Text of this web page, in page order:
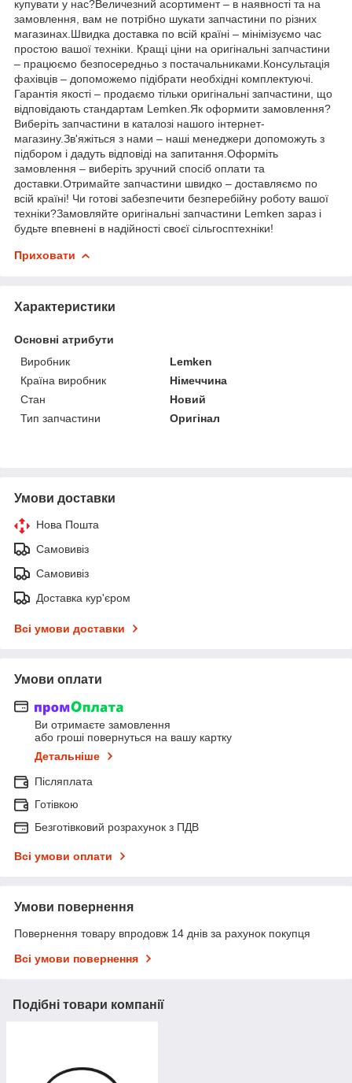
купувати у нас?Величезний асортимент – в наявності та на
замовлення, вам не потрібно шукати запчастини по різних
магазинах.Швидка доставка по всій країні – мінімізуємо час
простою вашої техніки. Кращі ціни на оригінальні запчастини
– працюємо безпосередньо з постачальниками.Консультація
фахівців – допоможемо підібрати необхідні комплектуючі.
Гарантія якості – продаємо тільки оригінальні запчастини, що
відповідають стандартам Lemken.Як оформити замовлення?
Виберіть запчастини в каталозі нашого інтернет-
магазину.Зв'яжіться з нами – наші менеджери допоможуть з
підбором і дадуть відповіді на запитання.Оформіть
замовлення – виберіть зручний спосіб оплати та
доставки.Отримайте запчастини швидко – доставляємо по
всій країні! Чи готові забезпечити безперебійну роботу вашої
техніки?Замовляйте оригінальні запчастини Lemken зараз і
будьте впевнені в надійності своєї сільгосптехніки!
Приховати
Характеристики
Основні атрибути
Виробник
Lemken
Країна виробник
Німеччина
Стан
Новий
Тип запчастини
Оригінал
Умови доставки
Нова Пошта
Самовивіз
Самовивіз
Доставка кур'єром
Всі умови доставки
Умови оплати
Ви отримаєте замовлення
або гроші повернуться на вашу картку
Детальніше
Післяплата
Готівкою
Безготівковий розрахунок з ПДВ
Всі умови оплати
Умови повернення
Повернення товару впродовж 14 днів за рахунок покупця
Всі умови повернення
Подібні товари компанії